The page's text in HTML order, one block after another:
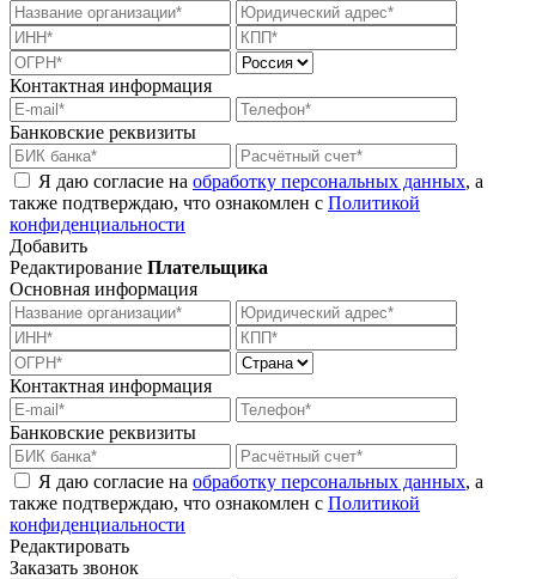
Контактная информация
Банковские реквизиты
Я даю согласие на обработку персональных данных, а
также подтверждаю, что ознакомлен с Политикой
конфиденциальности
Добавить
Редактирование Плательщика
Основная информация
Контактная информация
Банковские реквизиты
Я даю согласие на обработку персональных данных, а
также подтверждаю, что ознакомлен с Политикой
конфиденциальности
Редактировать
Заказать звонок